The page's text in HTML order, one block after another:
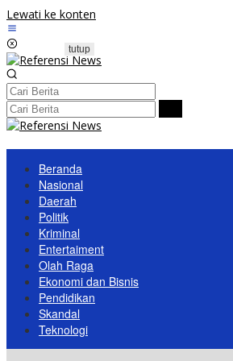
Lewati ke konten
Beranda
Nasional
Daerah
Politik
Kriminal
Entertaiment
Olah Raga
Ekonomi dan Bisnis
Pendidikan
Skandal
Teknologi
tutup